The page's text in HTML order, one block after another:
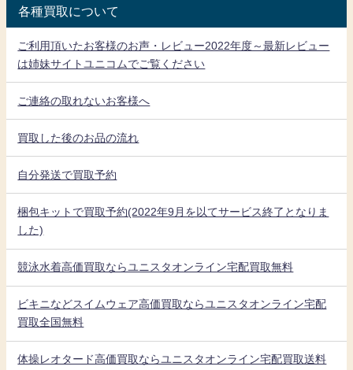
各種買取について
ご利用頂いたお客様のお声・レビュー2022年度～最新レビュー
は姉妹サイトユニコムでご覧ください
ご連絡の取れないお客様へ
買取した後のお品の流れ
自分発送で買取予約
梱包キットで買取予約(2022年9月を以てサービス終了となりま
した)
競泳水着高価買取ならユニスタオンライン宅配買取無料
ビキニなどスイムウェア高価買取ならユニスタオンライン宅配
買取全国無料
体操レオタード高価買取ならユニスタオンライン宅配買取送料